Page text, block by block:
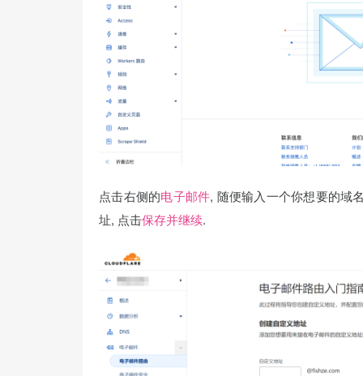
点击右侧的电子邮件, 随便输入一个你想要的域
址, 点击保存并继续.